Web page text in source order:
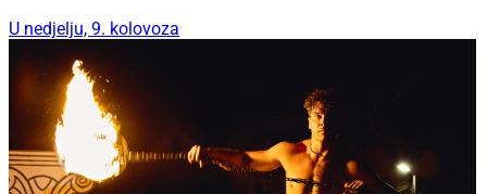
U nedjelju, 9. kolovoza